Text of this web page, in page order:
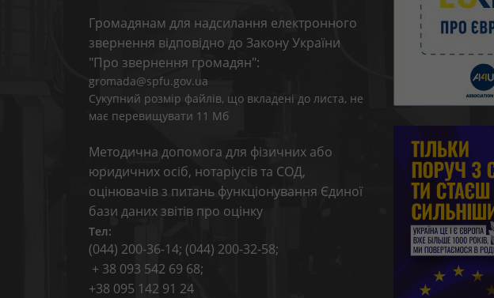
Громадянам для надсилання електронного
звернення відповідно до Закону України
"Про звернення громадян":
gromada@spfu.gov.ua
Сукупний розмір файлів, що вкладені до листа, не
має перевищувати 11 Мб
Методична допомога для фізичних або
юридичних осіб, нотаріусів та СОД,
оцінювачів з питань функціонування Єдиної
бази даних звітів про оцінку
Тел:
(044) 200-36-14; (044) 200-32-58;
+ 38 093 542 69 68;
+38 095 142 91 24